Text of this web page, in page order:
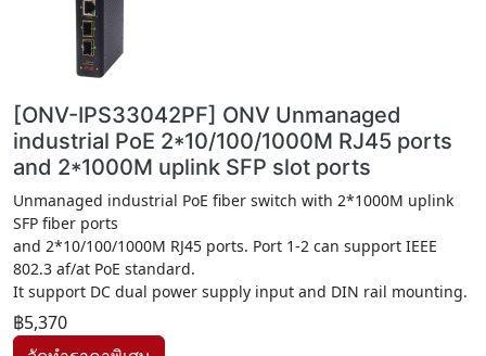
[ONV-IPS33042PF] ONV Unmanaged
industrial PoE 2*10/100/1000M RJ45 ports
and 2*1000M uplink SFP slot ports
Unmanaged industrial PoE fiber switch with 2*1000M uplink
SFP fiber ports
and 2*10/100/1000M RJ45 ports. Port 1-2 can support IEEE
802.3 af/at PoE standard.
It support DC dual power supply input and DIN rail mounting.
฿5,370